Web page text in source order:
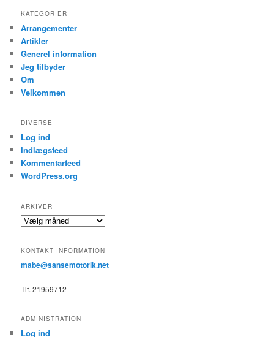
KATEGORIER
Arrangementer
Artikler
Generel information
Jeg tilbyder
Om
Velkommen
DIVERSE
Log ind
Indlægsfeed
Kommentarfeed
WordPress.org
ARKIVER
Arkiver
KONTAKT INFORMATION
mabe@sansemotorik.net
Tlf. 21959712
ADMINISTRATION
Log ind